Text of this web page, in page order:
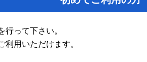
って下さい。
用いただけます。